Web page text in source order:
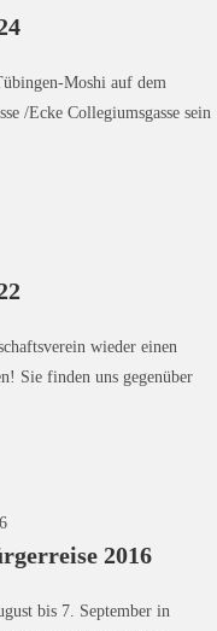
Moshi auf dem
/Ecke Collegiumsgasse sein
wieder einen
Sie finden uns gegenüber
2016
bis 7. September in